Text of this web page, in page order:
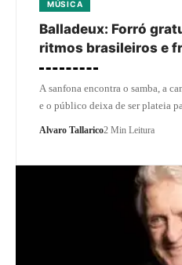
MÚSICA
Balladeux: Forró
ritmos brasileiros e
A sanfona encontra o samba, a
e o público deixa de ser plateia
Alvaro Tallarico2 Min Leitura